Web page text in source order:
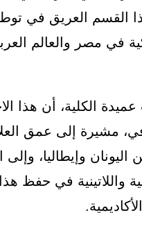
القسم العريق في
في مصر والعالم
الكلية، أن هذا
مشيرة إلى عمق
وإيطاليا، وإلى
واللاتينية في حفظ